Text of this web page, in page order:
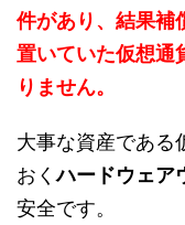
件があり、結果補
置いていた仮想通
りません。
大事な資産である
おくハードウェア
安全です。